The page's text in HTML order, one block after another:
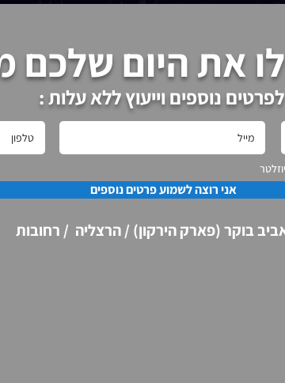
את היום שלכם
אני רוצה לשמוע פרטים נוספים
בוקר (פארק הירקון) / הרצליה / רחובות
לפרטים נוספים וייעוץ ללא עלות :